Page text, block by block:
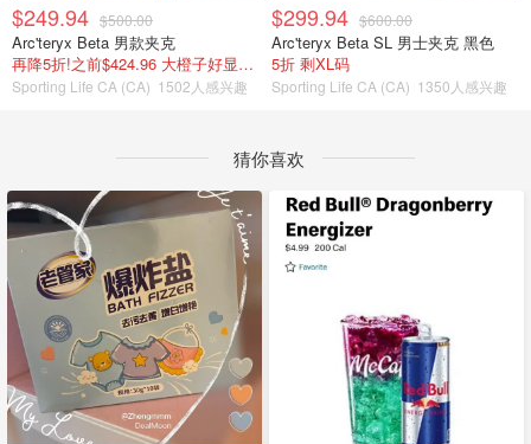
$249.94 $500.00
Arc'teryx Beta 男款夹克
再降5折!之前$424.96 大橙子好显白 蹲补
Sporting Life CA (CA) 1502人感兴趣
$299.94 $600.00
Arc'teryx Beta SL 男士夹克 黑色
5折 剩XL码
Sporting Life CA (CA) 1350人感兴趣
猜你喜欢